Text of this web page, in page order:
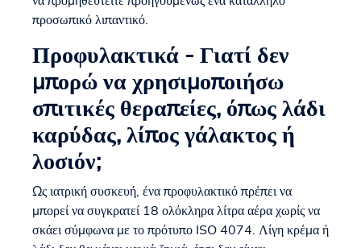
προσωπικό λιπαντικό.
Προφυλακτικά - Γιατί δεν
μπορώ να χρησιμοποιήσω
σπιτικές θεραπείες, όπως λάδι
καρύδας, λίπος γάλακτος ή
λοσιόν;
Ως ιατρική συσκευή, ένα προφυλακτικό πρέπει να
μπορεί να συγκρατεί 18 ολόκληρα λίτρα αέρα χωρίς να
σκάει σύμφωνα με το πρότυπο ISO 4074. Λίγη κρέμα ή